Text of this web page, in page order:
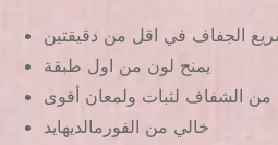
الجفاف في اقل من دقيقتين
يمنح لون من اول طبقة
من الشفاف لثبات ولمعان أقوى
خالي من الفورمالديهايد